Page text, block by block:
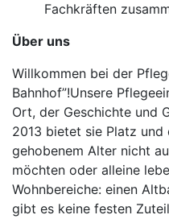
Fachkräften
Über uns
Willkommen bei der
Bahnhof”!Unsere
Ort, der Geschichte und
2013 bietet sie Platz und
gehobenem Alter nicht
möchten oder alleine
Wohnbereiche: einen
gibt es keine festen